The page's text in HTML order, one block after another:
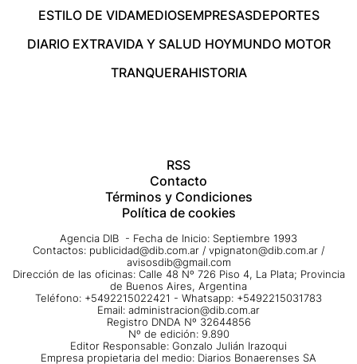
ESTILO DE VIDAMEDIOSEMPRESASDEPORTES
DIARIO EXTRAVIDA Y SALUD HOYMUNDO MOTOR
TRANQUERAHISTORIA
RSS
Contacto
Términos y Condiciones
Política de cookies
Agencia DIB - Fecha de Inicio: Septiembre 1993
Contactos: publicidad@dib.com.ar / vpignaton@dib.com.ar /
avisosdib@gmail.com
Dirección de las oficinas: Calle 48 Nº 726 Piso 4, La Plata; Provincia
de Buenos Aires, Argentina
Teléfono: +5492215022421 - Whatsapp: +5492215031783
Email: administracion@dib.com.ar
Registro DNDA Nº 32644856
Nº de edición: 9.890
Editor Responsable: Gonzalo Julián Irazoqui
Empresa propietaria del medio: Diarios Bonaerenses SA